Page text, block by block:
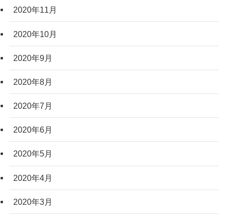
2020年11月
2020年10月
2020年9月
2020年8月
2020年7月
2020年6月
2020年5月
2020年4月
2020年3月